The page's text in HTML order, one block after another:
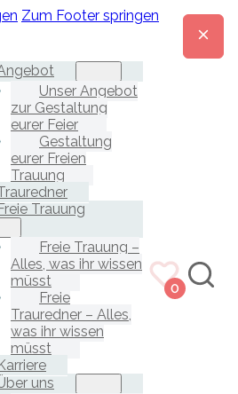
Zum Footer springen
Unser Angebot
zur Gestaltung
eurer Feier
Gestaltung
eurer Freien
Trauung
Trauung
Freie Trauung –
Alles, was ihr wissen
müsst
Freie
Trauredner – Alles,
was ihr wissen
müsst
uns
0